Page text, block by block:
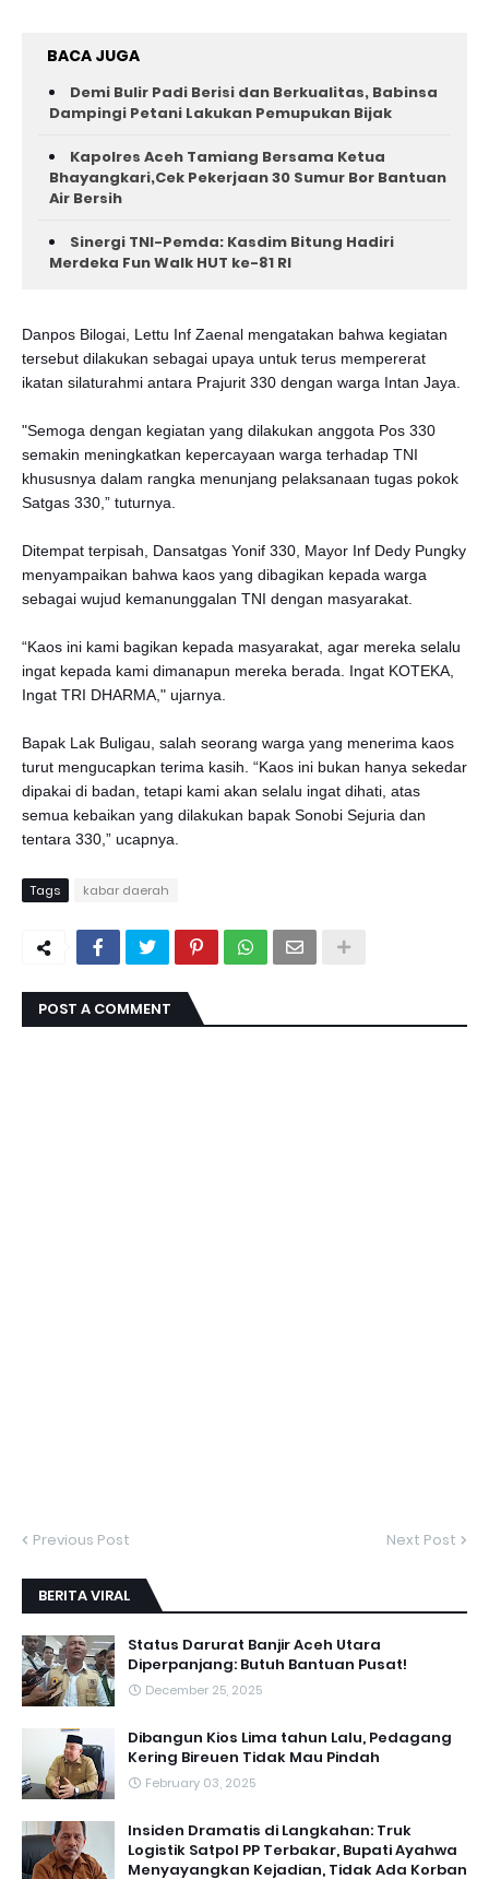
BACA JUGA
Demi Bulir Padi Berisi dan Berkualitas, Babinsa
Dampingi Petani Lakukan Pemupukan Bijak
Kapolres Aceh Tamiang Bersama Ketua
Bhayangkari,Cek Pekerjaan 30 Sumur Bor Bantuan
Air Bersih
Sinergi TNI-Pemda: Kasdim Bitung Hadiri
Merdeka Fun Walk HUT ke-81 RI
Danpos Bilogai, Lettu Inf Zaenal mengatakan bahwa kegiatan
tersebut dilakukan sebagai upaya untuk terus mempererat
ikatan silaturahmi antara Prajurit 330 dengan warga Intan Jaya.
"Semoga dengan kegiatan yang dilakukan anggota Pos 330
semakin meningkatkan kepercayaan warga terhadap TNI
khususnya dalam rangka menunjang pelaksanaan tugas pokok
Satgas 330,” tuturnya.
Ditempat terpisah, Dansatgas Yonif 330, Mayor Inf Dedy Pungky
menyampaikan bahwa kaos yang dibagikan kepada warga
sebagai wujud kemanunggalan TNI dengan masyarakat.
“Kaos ini kami bagikan kepada masyarakat, agar mereka selalu
ingat kepada kami dimanapun mereka berada. Ingat KOTEKA,
Ingat TRI DHARMA," ujarnya.
Bapak Lak Buligau, salah seorang warga yang menerima kaos
turut mengucapkan terima kasih. “Kaos ini bukan hanya sekedar
dipakai di badan, tetapi kami akan selalu ingat dihati, atas
semua kebaikan yang dilakukan bapak Sonobi Sejuria dan
tentara 330,” ucapnya.
Tags kabar daerah
POST A COMMENT
Previous Post Next Post
BERITA VIRAL
Status Darurat Banjir Aceh Utara
Diperpanjang: Butuh Bantuan Pusat!
December 25, 2025
Dibangun Kios Lima tahun Lalu, Pedagang
Kering Bireuen Tidak Mau Pindah
February 03, 2025
Insiden Dramatis di Langkahan: Truk
Logistik Satpol PP Terbakar, Bupati Ayahwa
Menyayangkan Kejadian, Tidak Ada Korban